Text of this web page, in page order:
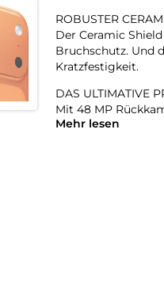
ROBUSTER
Der Ceramic
Bruchschutz. Und
Kratzfestigkeit.
DAS ULTIMATIVE
Mit 48 MP
Zoombereich, den
Mehr lesen